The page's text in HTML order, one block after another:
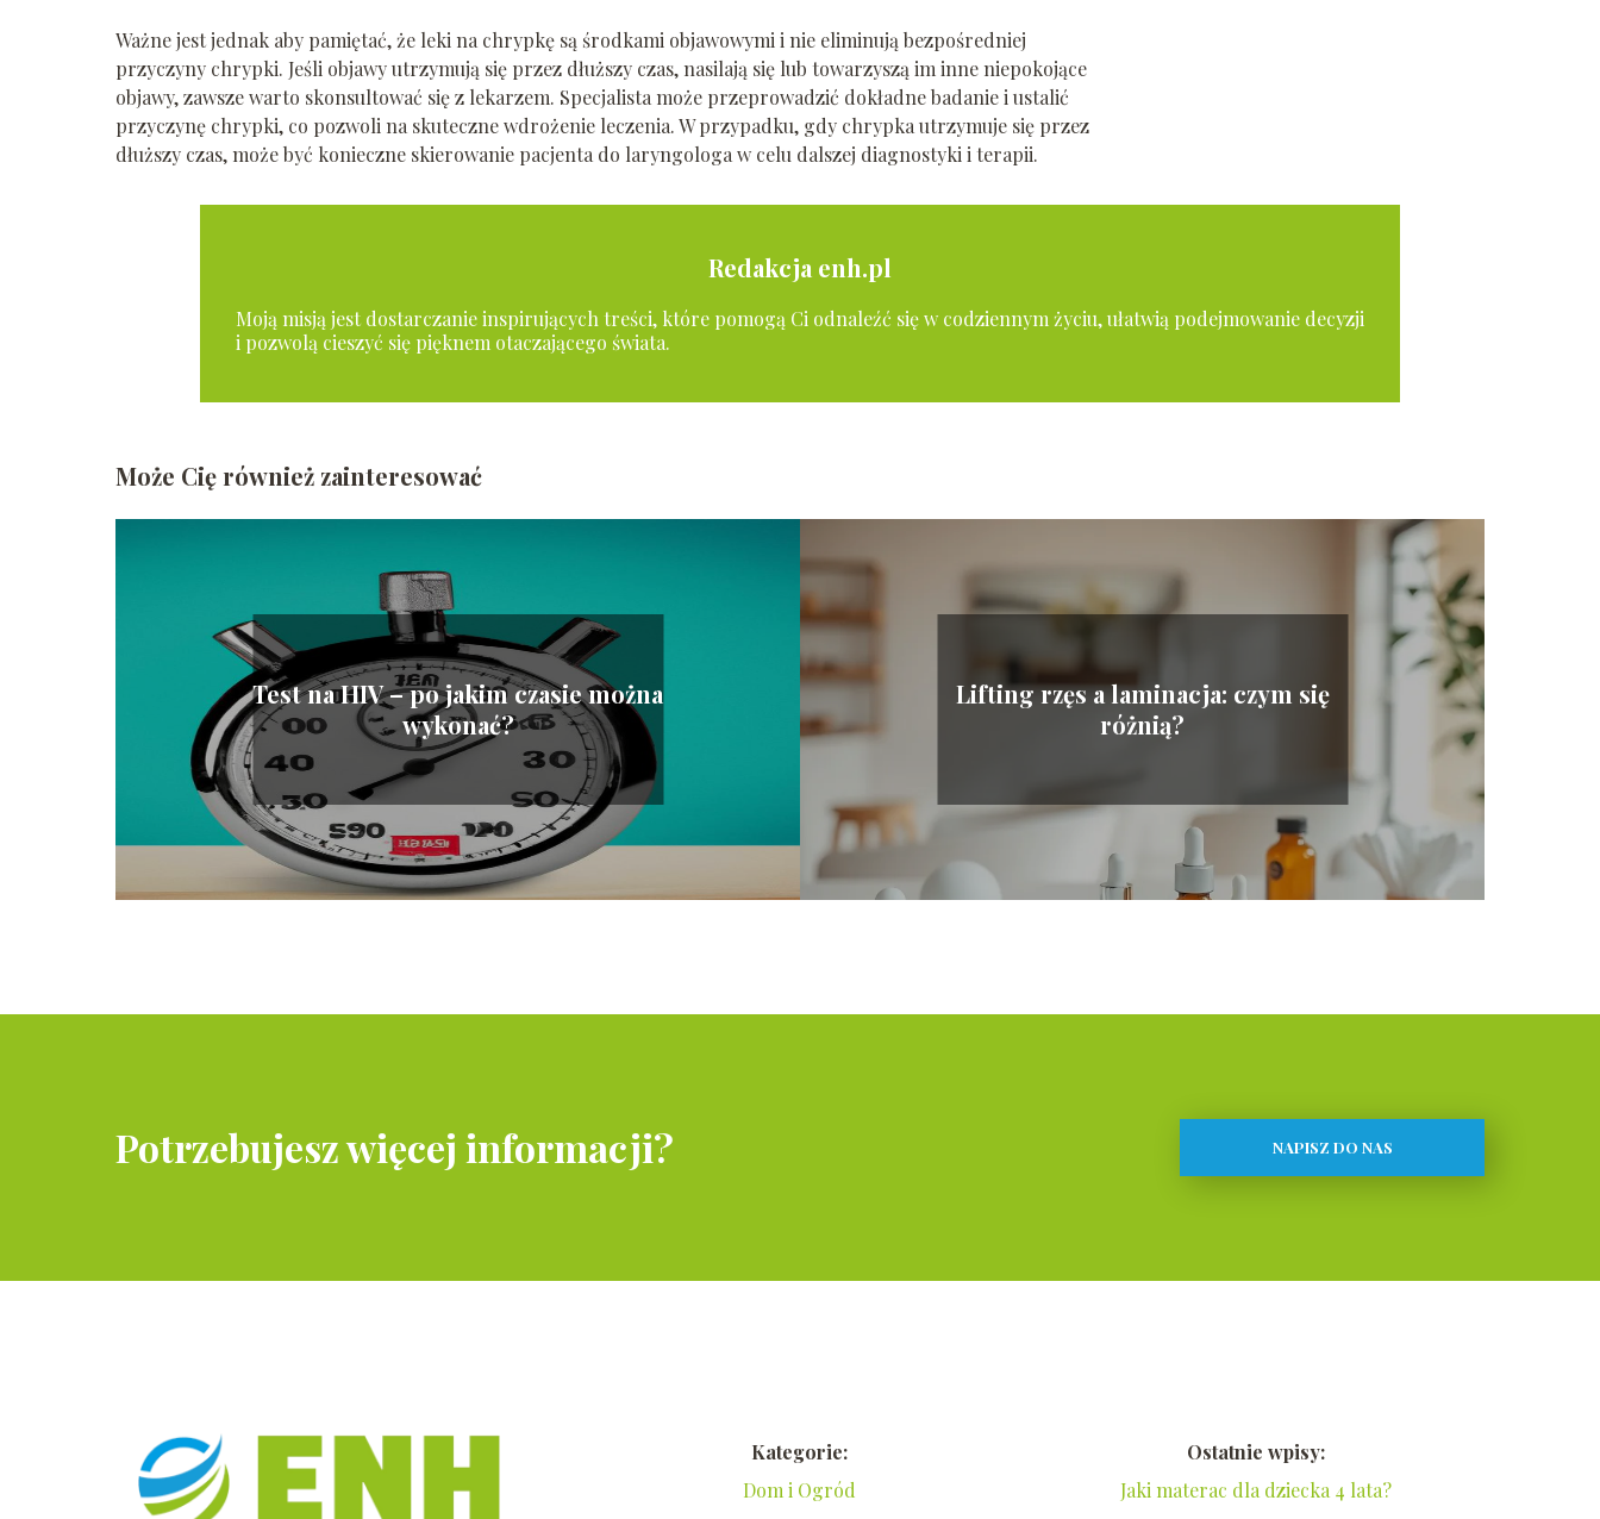
Ważne jest jednak aby pamiętać, że leki na chrypkę są środkami objawowymi i nie eliminują bezpośredniej
przyczyny chrypki. Jeśli objawy utrzymują się przez dłuższy czas, nasilają się lub towarzyszą im inne niepokojące
objawy, zawsze warto skonsultować się z lekarzem. Specjalista może przeprowadzić dokładne badanie i ustalić
przyczynę chrypki, co pozwoli na skuteczne wdrożenie leczenia. W przypadku, gdy chrypka utrzymuje się przez
dłuższy czas, może być konieczne skierowanie pacjenta do laryngologa w celu dalszej diagnostyki i terapii.
Redakcja enh.pl
Moją misją jest dostarczanie inspirujących treści, które pomogą Ci odnaleźć się w codziennym życiu, ułatwią podejmowanie decyzji
i pozwolą cieszyć się pięknem otaczającego świata.
Może Cię również zainteresować
Test na HIV – po jakim czasie można
wykonać?
Lifting rzęs a laminacja: czym się
różnią?
Potrzebujesz więcej informacji? NAPISZ DO NAS
Kategorie:
Dom i Ogród
Ostatnie wpisy:
Jaki materac dla dziecka 4 lata?